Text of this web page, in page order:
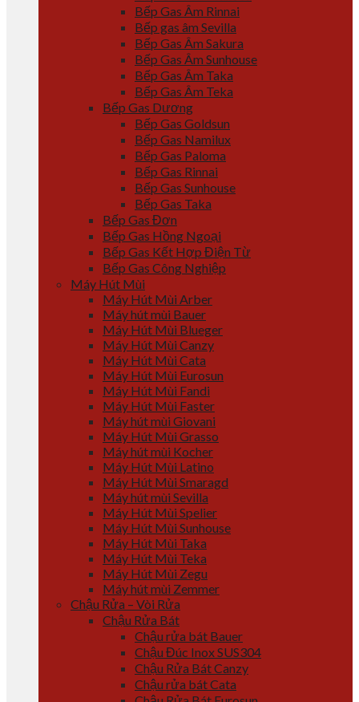
Bếp Gas Âm Rinnai
Bếp gas âm Sevilla
Bếp Gas Âm Sakura
Bếp Gas Âm Sunhouse
Bếp Gas Âm Taka
Bếp Gas Âm Teka
Bếp Gas Dương
Bếp Gas Goldsun
Bếp Gas Namilux
Bếp Gas Paloma
Bếp Gas Rinnai
Bếp Gas Sunhouse
Bếp Gas Taka
Bếp Gas Đơn
Bếp Gas Hồng Ngoại
Bếp Gas Kết Hợp Điện Từ
Bếp Gas Công Nghiệp
Máy Hút Mùi
Máy Hút Mùi Arber
Máy hút mùi Bauer
Máy Hút Mùi Blueger
Máy Hút Mùi Canzy
Máy Hút Mùi Cata
Máy Hút Mùi Eurosun
Máy Hút Mùi Fandi
Máy Hút Mùi Faster
Máy hút mùi Giovani
Máy Hút Mùi Grasso
Máy hút mùi Kocher
Máy Hút Mùi Latino
Máy Hút Mùi Smaragd
Máy hút mùi Sevilla
Máy Hút Mùi Spelier
Máy Hút Mùi Sunhouse
Máy Hút Mùi Taka
Máy Hút Mùi Teka
Máy Hút Mùi Zegu
Máy hút mùi Zemmer
Chậu Rửa – Vòi Rửa
Chậu Rửa Bát
Chậu rửa bát Bauer
Chậu Đúc Inox SUS304
Chậu Rửa Bát Canzy
Chậu rửa bát Cata